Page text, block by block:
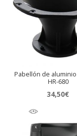
Pabellón de aluminio
HR-680
34,50€